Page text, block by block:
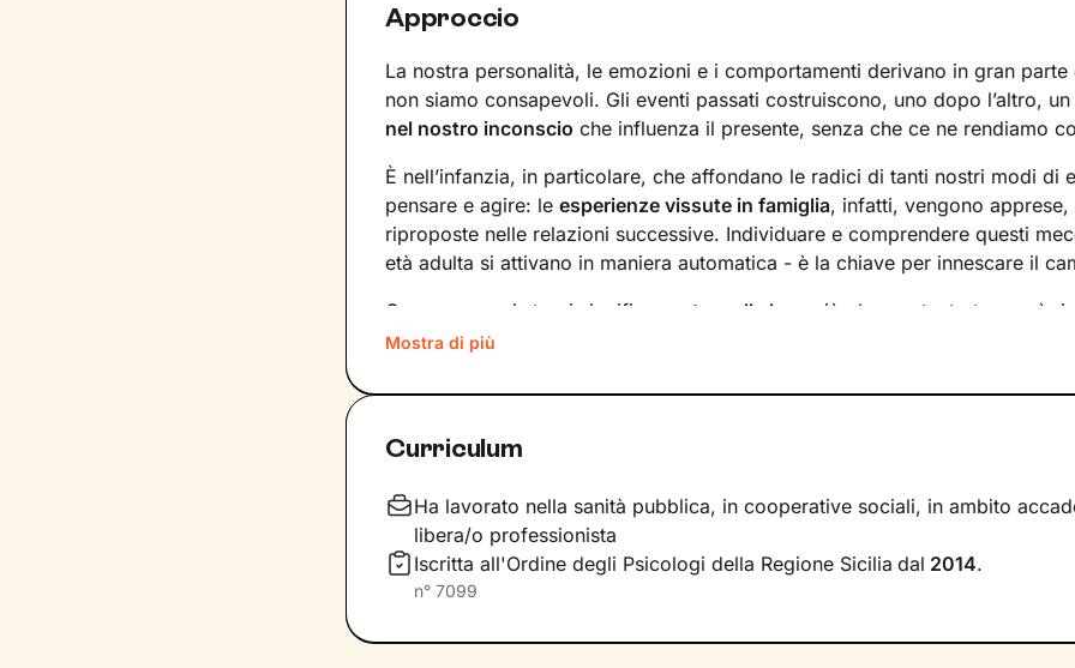
Approccio
La nostra personalità, le emozioni e i comportamenti derivano in gran
non siamo consapevoli. Gli eventi passati costruiscono, uno dopo l’altro, un
nel nostro inconscio che influenza il presente, senza che ce ne rendiamo
È nell’infanzia, in particolare, che affondano le radici di tanti nostri modi di
pensare e agire: le esperienze vissute in famiglia, infatti, vengono
riproposte nelle relazioni successive. Individuare e comprendere questi
età adulta si attivano in maniera automatica - è la chiave per innescare il
Conoscere noi stessi significa
portare alla luce
ciò che per tanto tempo è
quinte: raggiungere questo tipo di consapevolezza è il primo passo
aiutandoti a far
definiscono ma di cui non sei ancora pienamente cosciente.
Questo ti consentirà di riscoprire alcune tue qualità che erano rimaste in
individuare risorse interiori che ti permetteranno di esprimerti con modalità
Mostra di più
Curriculum
Ha lavorato nella sanità pubblica, in cooperative sociali, in ambito
libera/o professionista
Iscritta all'Ordine degli Psicologi della Regione Sicilia dal 2014.
n° 7099